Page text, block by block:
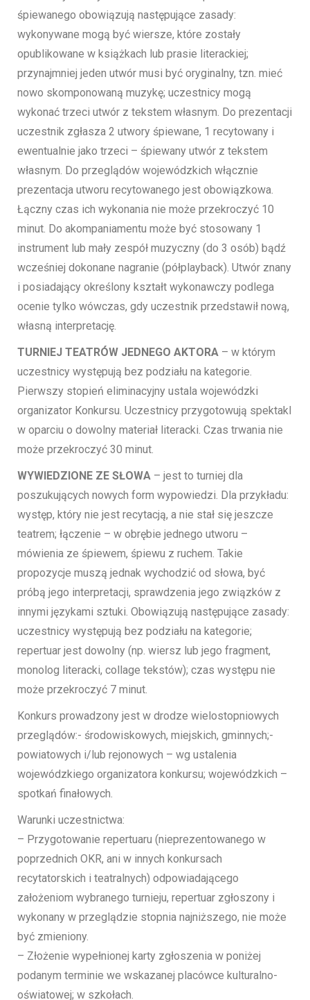
śpiewanego obowiązują następujące zasady:
wykonywane mogą być wiersze, które zostały
opublikowane w książkach lub prasie literackiej;
przynajmniej jeden utwór musi być oryginalny, tzn. mieć
nowo skomponowaną muzykę; uczestnicy mogą
wykonać trzeci utwór z tekstem własnym. Do prezentacji
uczestnik zgłasza 2 utwory śpiewane, 1 recytowany i
ewentualnie jako trzeci – śpiewany utwór z tekstem
własnym. Do przeglądów wojewódzkich włącznie
prezentacja utworu recytowanego jest obowiązkowa.
Łączny czas ich wykonania nie może przekroczyć 10
minut. Do akompaniamentu może być stosowany 1
instrument lub mały zespół muzyczny (do 3 osób) bądź
wcześniej dokonane nagranie (półplayback). Utwór znany
i posiadający określony kształt wykonawczy podlega
ocenie tylko wówczas, gdy uczestnik przedstawił nową,
własną interpretację.
TURNIEJ TEATRÓW JEDNEGO AKTORA – w którym
uczestnicy występują bez podziału na kategorie.
Pierwszy stopień eliminacyjny ustala wojewódzki
organizator Konkursu. Uczestnicy przygotowują spektakl
w oparciu o dowolny materiał literacki. Czas trwania nie
może przekroczyć 30 minut.
WYWIEDZIONE ZE SŁOWA – jest to turniej dla
poszukujących nowych form wypowiedzi. Dla przykładu:
występ, który nie jest recytacją, a nie stał się jeszcze
teatrem; łączenie – w obrębie jednego utworu –
mówienia ze śpiewem, śpiewu z ruchem. Takie
propozycje muszą jednak wychodzić od słowa, być
próbą jego interpretacji, sprawdzenia jego związków z
innymi językami sztuki. Obowiązują następujące zasady:
uczestnicy występują bez podziału na kategorie;
repertuar jest dowolny (np. wiersz lub jego fragment,
monolog literacki, collage tekstów); czas występu nie
może przekroczyć 7 minut.
Konkurs prowadzony jest w drodze wielostopniowych
przeglądów:- środowiskowych, miejskich, gminnych;-
powiatowych i/lub rejonowych – wg ustalenia
wojewódzkiego organizatora konkursu; wojewódzkich –
spotkań finałowych.
Warunki uczestnictwa:
– Przygotowanie repertuaru (nieprezentowanego w
poprzednich OKR, ani w innych konkursach
recytatorskich i teatralnych) odpowiadającego
założeniom wybranego turnieju, repertuar zgłoszony i
wykonany w przeglądzie stopnia najniższego, nie może
być zmieniony.
– Złożenie wypełnionej karty zgłoszenia w poniżej
podanym terminie we wskazanej placówce kulturalno-
oświatowej; w szkołach.